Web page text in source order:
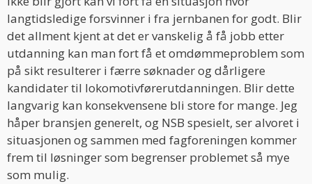
langtidsledige forsvinner i fra jernbanen for godt. Blir
det allment kjent at det er vanskelig å få jobb etter
utdanning kan man fort få et omdømmeproblem som
på sikt resulterer i færre søknader og dårligere
kandidater til lokomotivførerutdanningen. Blir dette
langvarig kan konsekvensene bli store for mange. Jeg
håper bransjen generelt, og NSB spesielt, ser alvoret i
situasjonen og sammen med fagforeningen kommer
frem til løsninger som begrenser problemet så mye
som mulig.